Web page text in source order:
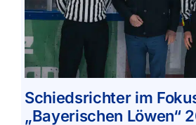
Schiedsrichter im
„Bayerischen Löwen“